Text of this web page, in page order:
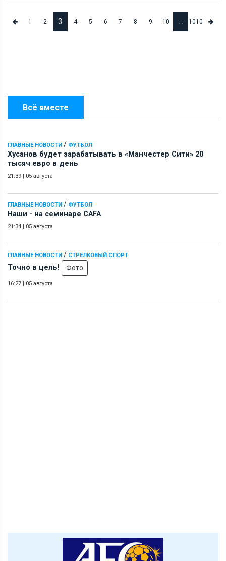
Всё вместе
ГЛАВНЫЕ НОВОСТИ / ФУТБОЛ
Хусанов будет зарабатывать в «Манчестер Сити» 20
тысяч евро в день
21:39 05 августа
ГЛАВНЫЕ НОВОСТИ / ФУТБОЛ
Наши - на семинаре СAFA
21:34 05 августа
ГЛАВНЫЕ НОВОСТИ / СТРЕЛКОВЫЙ СПОРТ
Точно в цель! Фото
16:27 05 августа
1 2 3 4 5 6 7 8 9 10 ... 1010